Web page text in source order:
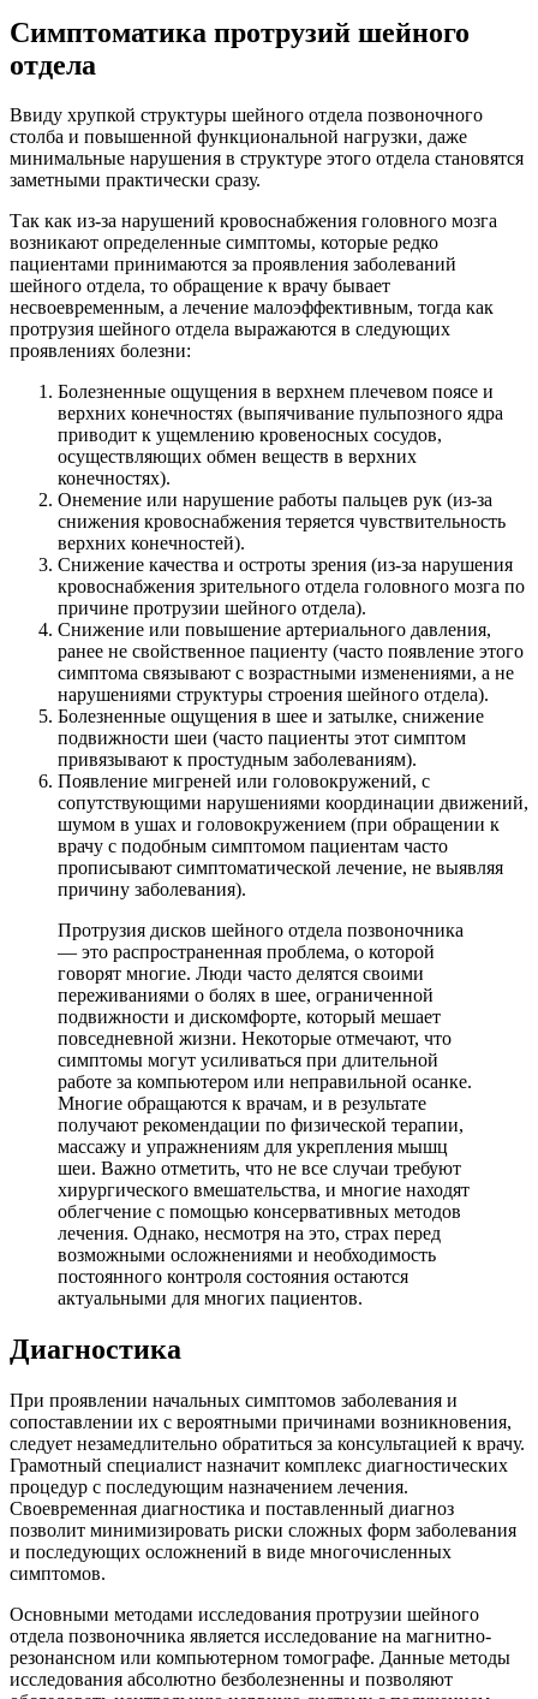
Симптоматика протрузий шейного
отдела
Ввиду хрупкой структуры шейного отдела позвоночного
столба и повышенной функциональной нагрузки, даже
минимальные нарушения в структуре этого отдела становятся
заметными практически сразу.
Так как из-за нарушений кровоснабжения головного мозга
возникают определенные симптомы, которые редко
пациентами принимаются за проявления заболеваний
шейного отдела, то обращение к врачу бывает
несвоевременным, а лечение малоэффективным, тогда как
протрузия шейного отдела выражаются в следующих
проявлениях болезни:
Болезненные ощущения в верхнем плечевом поясе и
верхних конечностях (выпячивание пульпозного ядра
приводит к ущемлению кровеносных сосудов,
осуществляющих обмен веществ в верхних
конечностях).
Онемение или нарушение работы пальцев рук (из-за
снижения кровоснабжения теряется чувствительность
верхних конечностей).
Снижение качества и остроты зрения (из-за нарушения
кровоснабжения зрительного отдела головного мозга по
причине протрузии шейного отдела).
Снижение или повышение артериального давления,
ранее не свойственное пациенту (часто появление этого
симптома связывают с возрастными изменениями, а не
нарушениями структуры строения шейного отдела).
Болезненные ощущения в шее и затылке, снижение
подвижности шеи (часто пациенты этот симптом
привязывают к простудным заболеваниям).
Появление мигреней или головокружений, с
сопутствующими нарушениями координации движений,
шумом в ушах и головокружением (при обращении к
врачу с подобным симптомом пациентам часто
прописывают симптоматической лечение, не выявляя
причину заболевания).
Протрузия дисков шейного отдела позвоночника
— это распространенная проблема, о которой
говорят многие. Люди часто делятся своими
переживаниями о болях в шее, ограниченной
подвижности и дискомфорте, который мешает
повседневной жизни. Некоторые отмечают, что
симптомы могут усиливаться при длительной
работе за компьютером или неправильной осанке.
Многие обращаются к врачам, и в результате
получают рекомендации по физической терапии,
массажу и упражнениям для укрепления мышц
шеи. Важно отметить, что не все случаи требуют
хирургического вмешательства, и многие находят
облегчение с помощью консервативных методов
лечения. Однако, несмотря на это, страх перед
возможными осложнениями и необходимость
постоянного контроля состояния остаются
актуальными для многих пациентов.
Диагностика
При проявлении начальных симптомов заболевания и
сопоставлении их с вероятными причинами возникновения,
следует незамедлительно обратиться за консультацией к врачу.
Грамотный специалист назначит комплекс диагностических
процедур с последующим назначением лечения.
Своевременная диагностика и поставленный диагноз
позволит минимизировать риски сложных форм заболевания
и последующих осложнений в виде многочисленных
симптомов.
Основными методами исследования протрузии шейного
отдела позвоночника является исследование на магнитно-
резонансном или компьютерном томографе. Данные методы
исследования абсолютно безболезненны и позволяют